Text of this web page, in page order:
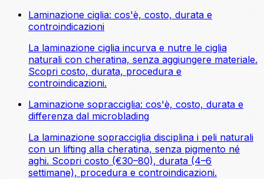
Laminazione ciglia: cos'è, costo, durata e
controindicazioni
La laminazione ciglia incurva e nutre le ciglia
naturali con cheratina, senza aggiungere materiale.
Scopri costo, durata, procedura e
controindicazioni.
Laminazione sopracciglia: cos'è, costo, durata e
differenza dal microblading
La laminazione sopracciglia disciplina i peli naturali
con un lifting alla cheratina, senza pigmento né
aghi. Scopri costo (€30–80), durata (4–6
settimane), procedura e controindicazioni.